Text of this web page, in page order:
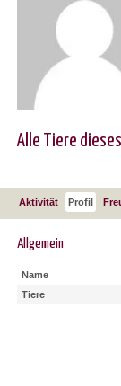
Alle Tiere
Aktivität Profil
Allgemein
Name
Tiere